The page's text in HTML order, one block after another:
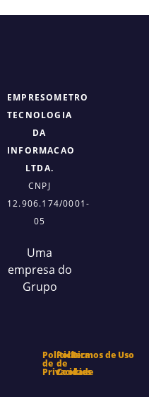
EMPRESOMETRO
TECNOLOGIA
DA
INFORMACAO
LTDA.
CNPJ
12.906.174/0001-
05
Uma
empresa do
Grupo
Política
de
Privacidade
Política
de
Cookies
Termos de Uso